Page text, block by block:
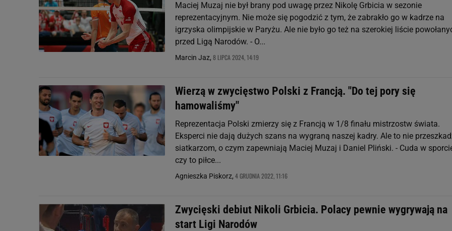
Maciej Muzaj nie był brany pod uwagę przez Nikolę Grbicia w sezonie
reprezentacyjnym. Nie może się pogodzić z tym, że zabrakło go w kadrze na
igrzyska olimpijskie w Paryżu. Ale nie było go też na szerokiej liście
przed Ligą Narodów. - O...
Marcin Jaz, 8 LIPCA 2024, 14:19
Wierzą w zwycięstwo Polski z Francją. "Do tej pory się
hamowaliśmy"
Reprezentacja Polski zmierzy się z Francją w 1/8 finału mistrzostw świata.
Eksperci nie dają dużych szans na wygraną naszej kadry. Ale to nie
siatkarzom, o czym zapewniają Maciej Muzaj i Daniel Pliński. - Cuda w
czy to piłce...
Agnieszka Piskorz, 4 GRUDNIA 2022, 11:16
Zwycięski debiut Nikoli Grbicia. Polacy pewnie wygrywają na
start Ligi Narodów